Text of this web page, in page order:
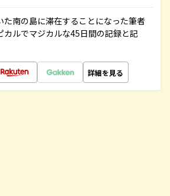
た南の島に滞在することになった筆者
カルでマジカルな45日間の記録と記
詳細を見る